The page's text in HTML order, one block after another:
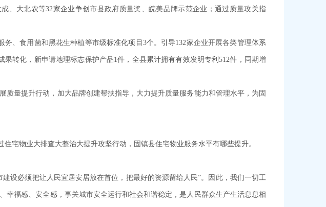
、大北农等32家企业争创市县政府质量奖、皖美品牌示范企业；通过质量攻关指
、食用菌和黑花生种植等市级标准化项目3个。引导132家企业开展各类管理体系
转化，新申请地理标志保护产品1件，全县累计拥有有效发明专利512件，同期增
量提升行动，加大品牌创建帮扶指导，大力提升质量服务能力和管理水平，为固
宅物业大排查大整治大提升攻坚行动，固镇县住宅物业服务水平有哪些提升。
设必须把让人民宜居安居放在首位，把最好的资源留给人民”。因此，我们一切工
福感、安全感，事关城市安全运行和社会和谐稳定，是人民群众生产生活息息相